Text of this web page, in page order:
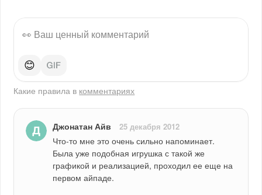
😊
Какие правила в комментариях
Джонатан Айв 25 декабря 2012
Что-то мне это очень сильно напоминает.
Была уже подобная игрушка с такой же
графикой и реализацией, проходил ее еще на
первом айпаде.